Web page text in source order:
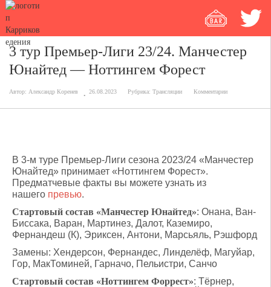
3 тур Премьер-Лиги 23/24. Манчестер
Юнайтед — Ноттингем Форест
Автор: Александр Коренев 26.08.2023 Рубрика: Трансляции Комментарии
В 3-м туре Премьер-Лиги сезона 2023/24 «Манчестер
Юнайтед» принимает «Ноттингем Форест».
Предматчевые факты вы можете узнать из
нашего превью.
Стартовый состав «Манчестер Юнайтед»: Онана, Ван-
Биссака, Варан, Мартинез, Далот, Каземиро,
Фернандеш (К), Эриксен, Антони, Марсьяль, Рэшфорд
Замены: Хендерсон, Фернандес, Линделёф, Магуйар,
Гор, МакТоминей, Гарначо, Пельистри, Санчо
Стартовый состав «Ноттингем Форрест»: Тёрнер,